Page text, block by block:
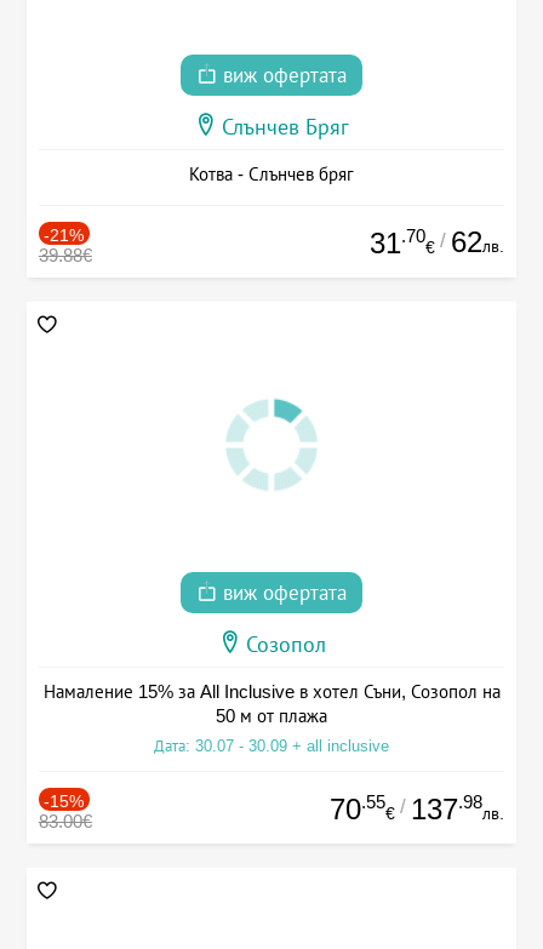
виж офертата
Слънчев Бряг
Котва - Слънчев бряг
-21%
39.88€ 31.70
€ / 62лв.
виж офертата
Созопол
Намаление 15% за All Inclusive в хотел Съни, Созопол на
50 м от плажа
Дата: 30.07 - 30.09 + all inclusive
-15%
83.00€ 70.55
€ / 137.98
лв.